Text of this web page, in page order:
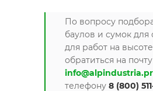
По вопросу
баулов и сумок для
для работ на
обратиться на почту
телефону 8 (800)